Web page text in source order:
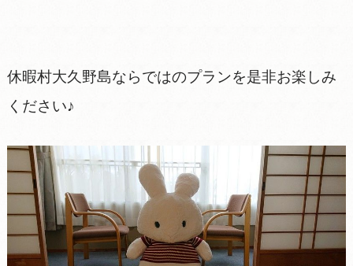
休暇村大久野島ならではのプランを是非お楽しみ
ください♪